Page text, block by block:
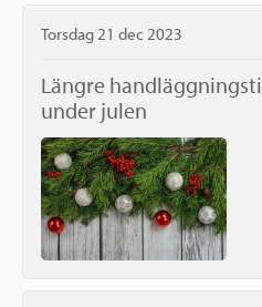
Torsdag 21 dec 2023
Längre
under julen